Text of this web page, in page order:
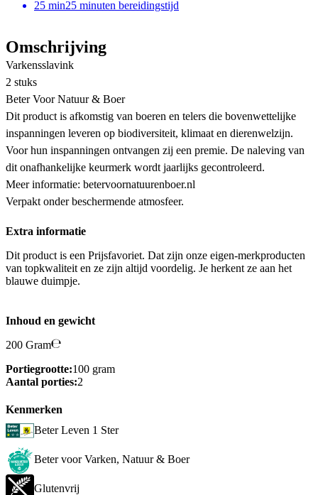
25 min25 minuten bereidingstijd
Omschrijving
Varkensslavink
2 stuks
Beter Voor Natuur & Boer
Dit product is afkomstig van boeren en telers die bovenwettelijke
inspanningen leveren op biodiversiteit, klimaat en dierenwelzijn.
Voor hun inspanningen ontvangen zij een premie. De naleving van
dit onafhankelijke keurmerk wordt jaarlijks gecontroleerd.
Meer informatie: betervoornatuurenboer.nl
Verpakt onder beschermende atmosfeer.
Extra informatie
Dit product is een Prijsfavoriet. Dat zijn onze eigen-merkproducten
van topkwaliteit en ze zijn altijd voordelig. Je herkent ze aan het
blauwe duimpje.
Inhoud en gewicht
200 Gram
Portiegrootte:100 gram
Aantal porties:2
Kenmerken
Beter Leven 1 Ster
Beter voor Varken, Natuur & Boer
Glutenvrij